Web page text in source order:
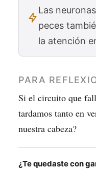
Las
peces
la atención
PARA
Si el circuito que
tardamos tanto en
nuestra cabeza?
¿Te quedaste con